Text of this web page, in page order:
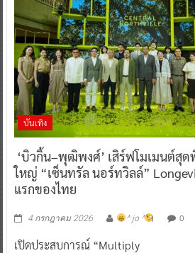
บันเทิง
‘บิวกิ้น–พุฒิพงศ์’ เสิร์ฟโมเมนต์สุด
ใหญ่ “เซ็นทรัล นอร์ทวิลล์”
แรกของไทย
4 กรกฎาคม 2026 ^ jo ^ 0
เปิดประสบการณ์ “Multiply